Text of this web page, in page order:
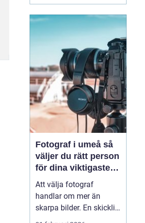
samlarnas och
galleristernas värld.
hör till den
kretsen. Han är en av de
konstnä...
Fotograf i umeå så
väljer du rätt person
för dina viktigaste
ögonblick
Att välja fotograf
handlar om mer än
skarpa bilder. En skicklig
fotograf fångar